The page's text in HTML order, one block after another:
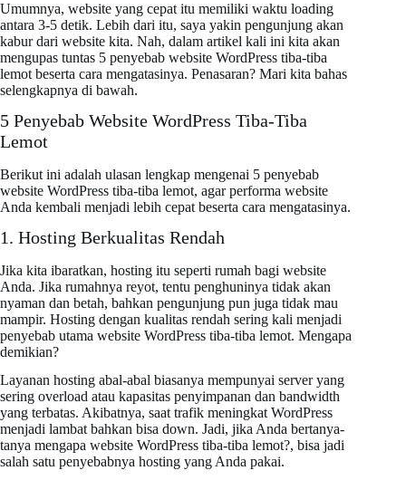
Umumnya, website yang cepat itu memiliki waktu loading
antara 3-5 detik. Lebih dari itu, saya yakin pengunjung akan
kabur dari website kita. Nah, dalam artikel kali ini kita akan
mengupas tuntas 5 penyebab website WordPress tiba-tiba
lemot beserta cara mengatasinya. Penasaran? Mari kita bahas
selengkapnya di bawah.
5 Penyebab Website WordPress Tiba-Tiba
Lemot
Berikut ini adalah ulasan lengkap mengenai 5 penyebab
website WordPress tiba-tiba lemot, agar performa website
Anda kembali menjadi lebih cepat beserta cara mengatasinya.
1. Hosting Berkualitas Rendah
Jika kita ibaratkan, hosting itu seperti rumah bagi website
Anda. Jika rumahnya reyot, tentu penghuninya tidak akan
nyaman dan betah, bahkan pengunjung pun juga tidak mau
mampir. Hosting dengan kualitas rendah sering kali menjadi
penyebab utama website WordPress tiba-tiba lemot. Mengapa
demikian?
Layanan hosting abal-abal biasanya mempunyai server yang
sering overload atau kapasitas penyimpanan dan bandwidth
yang terbatas. Akibatnya, saat trafik meningkat WordPress
menjadi lambat bahkan bisa down. Jadi, jika Anda bertanya-
tanya mengapa website WordPress tiba-tiba lemot?, bisa jadi
salah satu penyebabnya hosting yang Anda pakai.